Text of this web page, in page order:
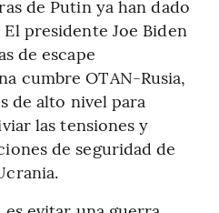
de Putin ya han dado
presidente Joe Biden
de escape
cumbre OTAN-Rusia,
de alto nivel para
las tensiones y
de seguridad de